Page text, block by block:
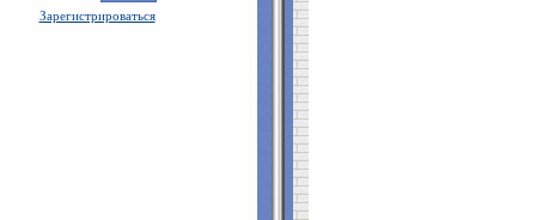
Зарегистрироваться